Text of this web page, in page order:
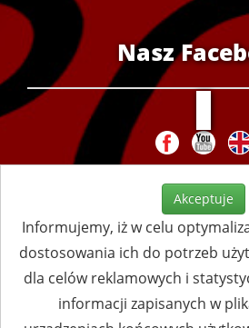
Nasz
Akceptuje
Informujemy, iż w celu
dostosowania ich do potrzeb
dla celów reklamowych i
informacji zapisanych w